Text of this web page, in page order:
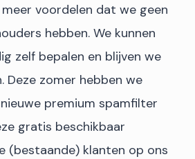
voordelen dat we geen
hebben. We kunnen
zelf bepalen en blijven we
Deze zomer hebben we
premium spamfilter
gratis beschikbaar
(bestaande) klanten op ons